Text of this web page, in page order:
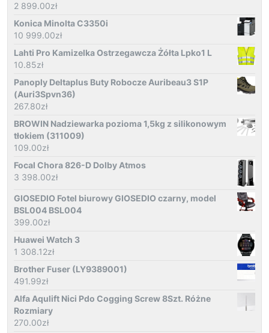
2 899.00zł
Konica Minolta C3350i
10 999.00zł
Lahti Pro Kamizelka Ostrzegawcza Żółta Lpko1 L
10.85zł
Panoply Deltaplus Buty Robocze Auribeau3 S1P
(Auri3Spvn36)
267.80zł
BROWIN Nadziewarka pozioma 1,5kg z silikonowym
tłokiem (311009)
109.00zł
Focal Chora 826-D Dolby Atmos
3 398.00zł
GIOSEDIO Fotel biurowy GIOSEDIO czarny, model
BSL004 BSL004
399.00zł
Huawei Watch 3
1 308.12zł
Brother Fuser (LY9389001)
491.99zł
Alfa Aqulift Nici Pdo Cogging Screw 8Szt. Różne
Rozmiary
270.00zł